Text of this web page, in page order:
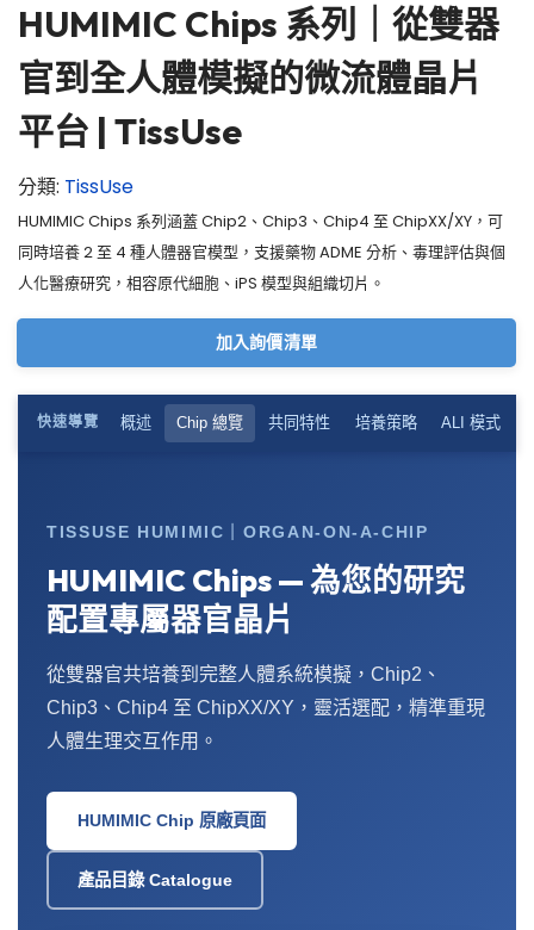
HUMIMIC Chips 系列｜從雙器
官到全人體模擬的微流體晶片
平台 | TissUse
分類: TissUse
HUMIMIC Chips 系列涵蓋 Chip2、Chip3、Chip4 至 ChipXX/XY，可
同時培養 2 至 4 種人體器官模型，支援藥物 ADME 分析、毒理評估與個
人化醫療研究，相容原代細胞、iPS 模型與組織切片。
加入詢價清單
快速導覽 概述 Chip 總覽 共同特性 培養策略 ALI 模式
TISSUSE HUMIMIC｜ORGAN-ON-A-CHIP
HUMIMIC Chips — 為您的研究
配置專屬器官晶片
從雙器官共培養到完整人體系統模擬，Chip2、
Chip3、Chip4 至 ChipXX/XY，靈活選配，精準重現
人體生理交互作用。
HUMIMIC Chip 原廠頁面
產品目錄 Catalogue